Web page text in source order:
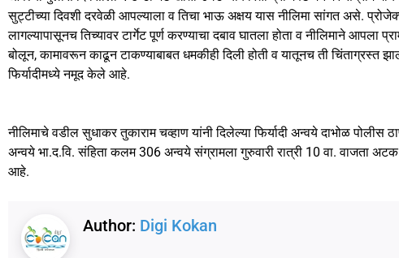
सुट्टीच्या दिवशी दरवेळी आपल्याला व तिचा भाऊ अक्षय यास नीलिमा सांगत असे.
लागल्यापासूनच तिच्यावर टार्गेट पूर्ण करण्याचा दबाव घातला होता व नीलिमाने
बोलून, कामावरून काढून टाकण्याबाबत धमकीही दिली होती व यातूनच ती चिंताग्रस्त
फिर्यादीमध्ये नमूद केले आहे.
नीलिमाचे वडील सुधाकर तुकाराम चव्हाण यांनी दिलेल्या फिर्यादी अन्वये दाभोळ
अन्वये भा.द.वि. संहिता कलम 306 अन्वये संग्रामला गुरुवारी रात्री 10 वा. वाजता
आहे.
Author: Digi Kokan